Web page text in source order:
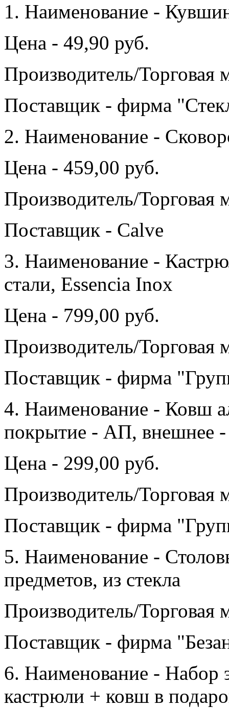
1. Наименование -
Цена - 49,90 руб.
Производитель/Торговая
Поставщик - фирма
2. Наименование -
Цена - 459,00 руб.
Производитель/Торговая
Поставщик - Calve
3. Наименование -
стали, Essencia Inox
Цена - 799,00 руб.
Производитель/Торговая
Поставщик - фирма
4. Наименование - Ковш
покрытие - АП, внешнее -
Цена - 299,00 руб.
Производитель/Торговая
Поставщик - фирма
5. Наименование -
предметов, из стекла
Производитель/
Поставщик - фирма
6. Наименование - Набор
кастрюли + ковш в